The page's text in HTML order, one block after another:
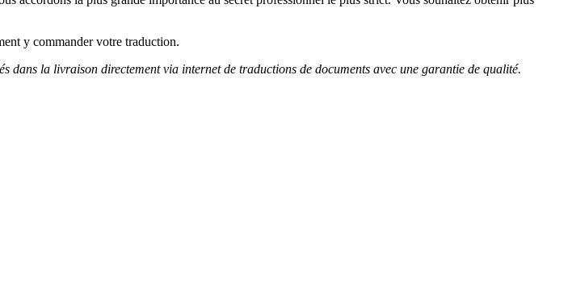
y commander votre traduction.
dans la livraison directement via internet de traductions de documents avec une garantie de qualité.